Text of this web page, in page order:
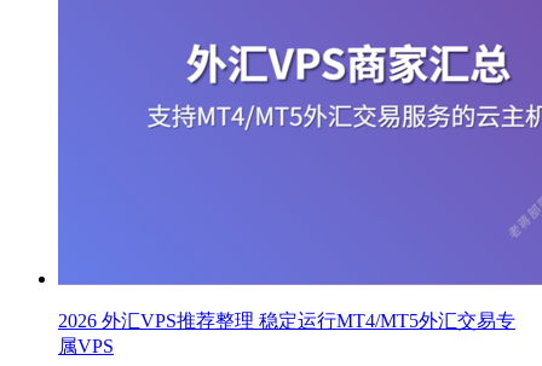
2026 外汇VPS推荐整理 稳定运行MT4/MT5外汇交易专
属VPS